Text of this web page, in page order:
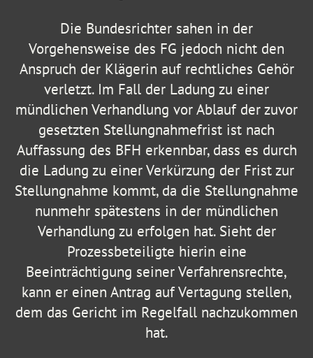
Die Bundesrichter sahen in der
Vorgehensweise des FG jedoch nicht den
Anspruch der Klägerin auf rechtliches Gehör
verletzt. Im Fall der Ladung zu einer
mündlichen Verhandlung vor Ablauf der zuvor
gesetzten Stellungnahmefrist ist nach
Auffassung des BFH erkennbar, dass es durch
die Ladung zu einer Verkürzung der Frist zur
Stellungnahme kommt, da die Stellungnahme
nunmehr spätestens in der mündlichen
Verhandlung zu erfolgen hat. Sieht der
Prozessbeteiligte hierin eine
Beeinträchtigung seiner Verfahrensrechte,
kann er einen Antrag auf Vertagung stellen,
dem das Gericht im Regelfall nachzukommen
hat.